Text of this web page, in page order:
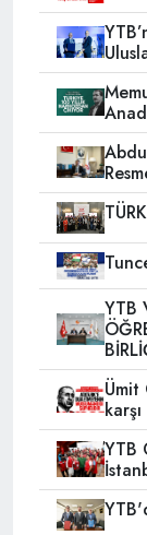
YTB
Ümit
YTB